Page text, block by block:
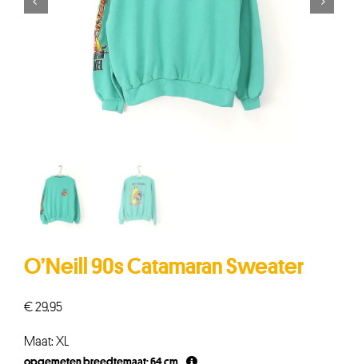
O’Neill 90s Catamaran Sweater
€29,95
Maat: XL